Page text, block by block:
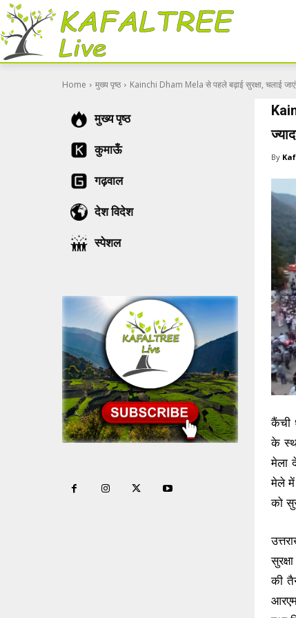
Home मुख्य पृष्ठ Kainchi Dham Mela से पहले बढ़ाई सुरक्षा, चलाई
मुख्य पृष्ठ
कुमाऊँ
गढ़वाल
देश विदेश
स्पेशल
By
कैंची
के
मेला
मेले में
को
की